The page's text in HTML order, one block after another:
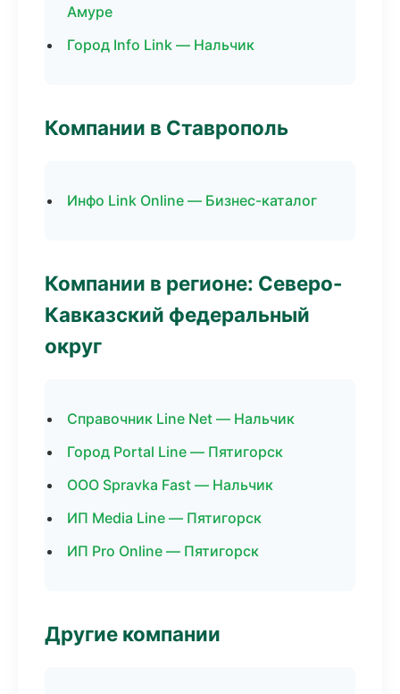
Амуре
Город Info Link — Нальчик
Компании в Ставрополь
Инфо Link Online — Бизнес-каталог
Компании в регионе: Северо-
Кавказский федеральный
округ
Справочник Line Net — Нальчик
Город Portal Line — Пятигорск
ООО Spravka Fast — Нальчик
ИП Media Line — Пятигорск
ИП Pro Online — Пятигорск
Другие компании